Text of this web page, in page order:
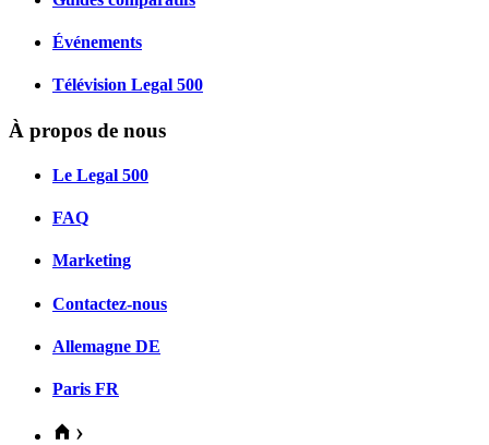
Événements
Télévision Legal 500
À propos de nous
Le Legal 500
FAQ
Marketing
Contactez-nous
Allemagne DE
Paris FR